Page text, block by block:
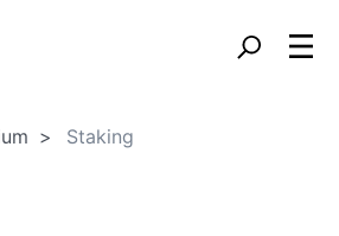
Staking